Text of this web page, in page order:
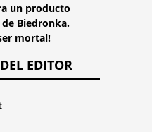
un producto
Biedronka.
mortal!
EDITOR